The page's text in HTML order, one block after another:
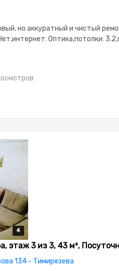
но аккуратный и чистый
Оптика,потолки:
сантехника
4
4
4
4
этаж 3 из 3, 43 м²,
134 - Тимирязева